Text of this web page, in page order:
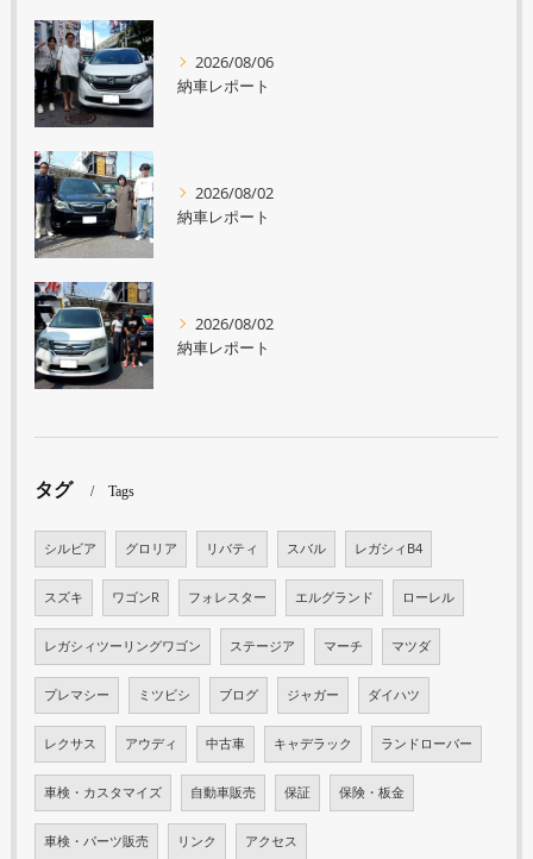
2026/08/06
納車レポート
2026/08/02
納車レポート
2026/08/02
納車レポート
タグ Tags
シルビア グロリア リバティ スバル レガシィB4
スズキ ワゴンR フォレスター エルグランド ローレル
レガシィツーリングワゴン ステージア マーチ マツダ
プレマシー ミツビシ ブログ ジャガー ダイハツ
レクサス アウディ 中古車 キャデラック ランドローバー
車検・カスタマイズ 自動車販売 保証 保険・板金
車検・パーツ販売 リンク アクセス